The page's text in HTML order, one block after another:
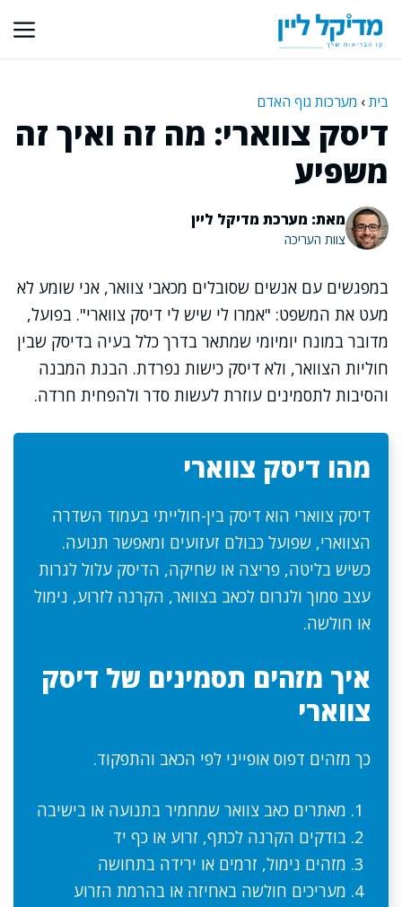
לתוכן
בית› מערכות גוף האדם
דיסק צווארי: מה זה ואיך זה
משפיע
מאת: מערכת מדיקל ליין
צוות העריכה
במפגשים עם אנשים שסובלים מכאבי צוואר, אני שומע לא
מעט את המשפט: "אמרו לי שיש לי דיסק צווארי". בפועל,
מדובר במונח יומיומי שמתאר בדרך כלל בעיה בדיסק שבין
חוליות הצוואר, ולא דיסק כישות נפרדת. הבנת המבנה
והסיבות לתסמינים עוזרת לעשות סדר ולהפחית חרדה.
מהו דיסק צווארי
דיסק צווארי הוא דיסק בין-חולייתי בעמוד השדרה
הצווארי, שפועל כבולם זעזועים ומאפשר תנועה.
כשיש בליטה, פריצה או שחיקה, הדיסק עלול לגרות
עצב סמוך ולגרום לכאב בצוואר, הקרנה לזרוע, נימול
או חולשה.
איך מזהים תסמינים של דיסק
צווארי
כך מזהים דפוס אופייני לפי הכאב והתפקוד.
מאתרים כאב צוואר שמחמיר בתנועה או בישיבה
בודקים הקרנה לכתף, זרוע או כף יד
מזהים נימול, זרמים או ירידה בתחושה
מעריכים חולשה באחיזה או בהרמת הזרוע